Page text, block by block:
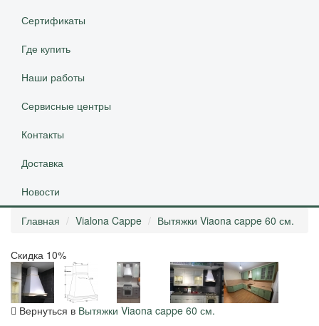
Сертификаты
Где купить
Наши работы
Сервисные центры
Контакты
Доставка
Новости
Главная Vialona Cappe Вытяжки Viaona cappe 60 см.
Скидка 10%
Вернуться в Вытяжки Viaona cappe 60 см.